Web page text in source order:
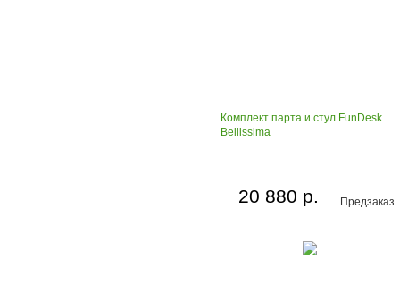
Комплект парта и стул FunDesk
Bellissima
Предзаказ
20 880 р.